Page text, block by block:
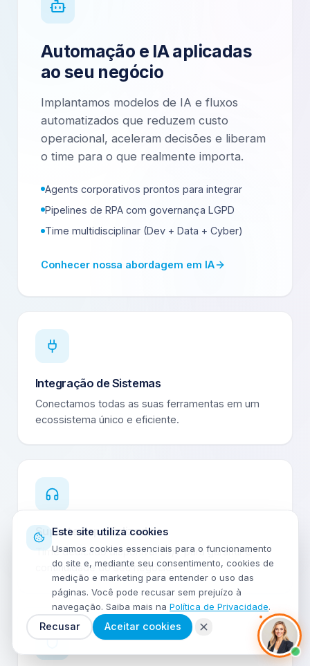
Automação e IA aplicadas
ao seu negócio
Implantamos modelos de IA e fluxos
automatizados que reduzem custo
operacional, aceleram decisões e liberam
o time para o que realmente importa.
Agents corporativos prontos para integrar
Pipelines de RPA com governança LGPD
Time multidisciplinar (Dev + Data + Cyber)
Conhecer nossa abordagem em IA
Integração de Sistemas
Conectamos todas as suas ferramentas em um
ecossistema único e eficiente.
Suporte Especializado
Time dedicado disponível 24/7 para garantir a
continuidade do seu negócio.
Este site utiliza cookies
Usamos cookies essenciais para o funcionamento
do site e, mediante seu consentimento, cookies de
medição e marketing para entender o uso das
páginas. Você pode recusar sem prejuízo à
navegação. Saiba mais na Política de Privacidade.
Recusar Aceitar cookies